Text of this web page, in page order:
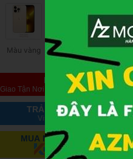
Màu vàng Màu trắng Màu xanh
MUA NGAY
Giao Tận Nơi Hoặc Nhận Tại Cửa Hàng
TRẢ GÓP QUA THẺ
Visa, Master, JCB
MUA NGAY - TRẢ SAU